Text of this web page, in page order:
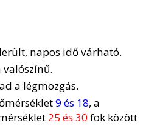
napos idő várható.
valószínű.
a légmozgás.
9 és 18, a
25 és 30fok között